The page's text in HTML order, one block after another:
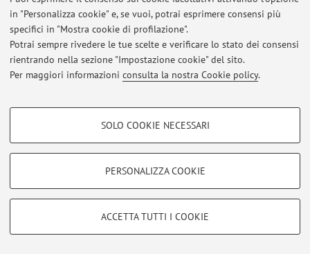
in "Personalizza cookie" e, se vuoi, potrai esprimere consensi più
specifici in "Mostra cookie di profilazione".
Potrai sempre rivedere le tue scelte e verificare lo stato dei consensi
rientrando nella sezione "Impostazione cookie" del sito.
Per maggiori informazioni consulta la nostra Cookie policy.
COOKIE DI PROFILAZIONE - FACOLTATIVI
COOKIE TECNICI - NECESSARI
Si tratta di cookie tecnici utilizzati, a titolo esemplificativo, per il corretto
SOLO COOKIE NECESSARI
PERSONALIZZA COOKIE
ACCETTA TUTTI I COOKIE
Ultimi avvisi
Al momento non sono presenti avvisi.
Accedi tramiteloginper gestire tutti i contenuti del sito.
© 2026 - ALMA MATER STUDIORUM - Università di Bologna - Via
Zamboni, 33 - 40126 Bologna - Partita IVA: 01131710376